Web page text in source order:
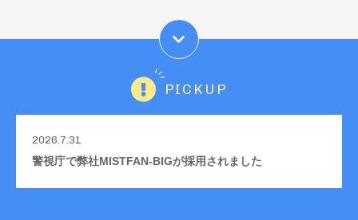
PICKUP
2026.7.31
警視庁で弊社MISTFAN-BIGが採用されました